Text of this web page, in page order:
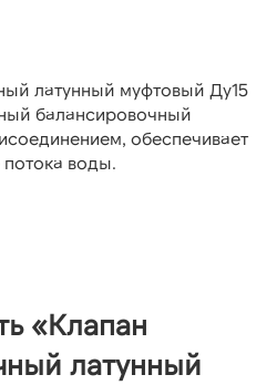
латунный муфтовый Ду15
балансировочный
обеспечивает
потока воды.
«Клапан
латунный